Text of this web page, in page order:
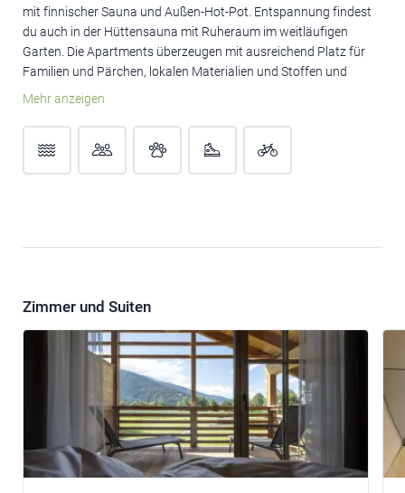
mit finnischer Sauna und Außen-Hot-Pot. Entspannung findest
du auch in der Hüttensauna mit Ruheraum im weitläufigen
Garten. Die Apartments überzeugen mit ausreichend Platz für
Familien und Pärchen, lokalen Materialien und Stoffen und
gemütlicher Atmosphäre. Hier steht dein
Mehr anzeigen
Zimmer und Suiten